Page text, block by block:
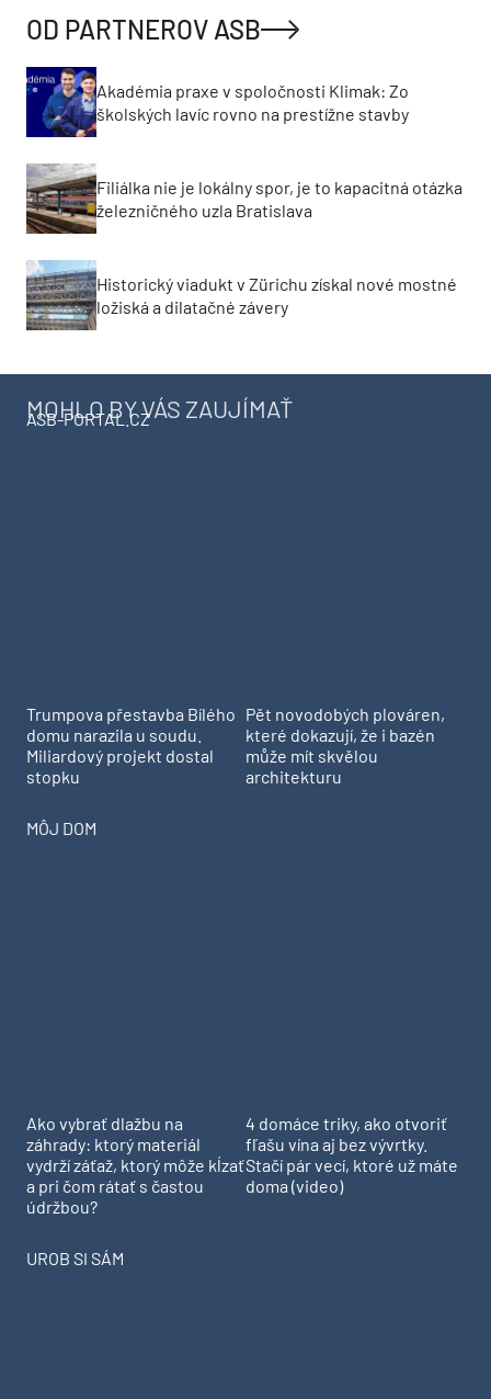
OD PARTNEROV ASB
Akadémia praxe v spoločnosti Klimak: Zo
školských lavíc rovno na prestížne stavby
Filiálka nie je lokálny spor, je to kapacitná otázka
železničného uzla Bratislava
Historický viadukt v Zürichu získal nové mostné
ložiská a dilatačné závery
MOHLO BY VÁS ZAUJÍMAŤ
ASB-PORTAL.CZ
Trumpova přestavba Bílého
domu narazila u soudu.
Miliardový projekt dostal
stopku
Pět novodobých plováren,
které dokazují, že i bazén
může mít skvělou
architekturu
MÔJ DOM
Ako vybrať dlažbu na
záhrady: ktorý materiál
vydrží záťaž, ktorý môže kĺzať
a pri čom rátať s častou
údržbou?
4 domáce triky, ako otvoriť
fľašu vína aj bez vývrtky.
Stačí pár vecí, ktoré už máte
doma (video)
UROB SI SÁM